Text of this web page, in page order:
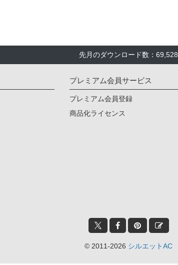
先月のダウンロード数：69,528
プレミアム会員サービス
プレミアム会員登録
商品化ライセンス
© 2011-2026 シルエットAC